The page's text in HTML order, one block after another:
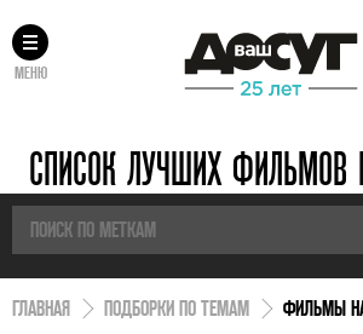
МЕНЮ
СПИСОК ЛУЧШИХ ФИЛЬМОВ
ГЛАВНАЯ ПОДБОРКИ ПО ТЕМАМ ФИЛЬМЫ